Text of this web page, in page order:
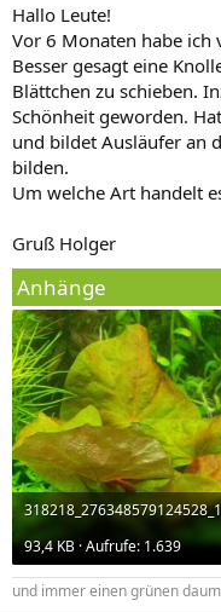
Hallo Leute!
Vor 6 Monaten habe ich
Besser gesagt eine
Blättchen zu schieben.
Schönheit geworden.
und bildet Ausläufer an
bilden.
Um welche Art handelt
Gruß Holger
Anhänge
93,4 KB · Aufrufe: 1.639
und immer einen grünen